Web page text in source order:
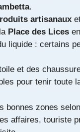
.
artisanaux
Place des Lices
liquide : certains
et des
pour tenir toute
bonnes zones
affaires, touriste